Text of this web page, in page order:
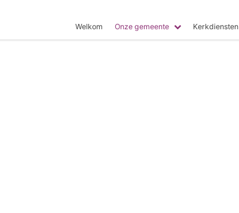
Welkom Onze gemeente Kerkdiensten